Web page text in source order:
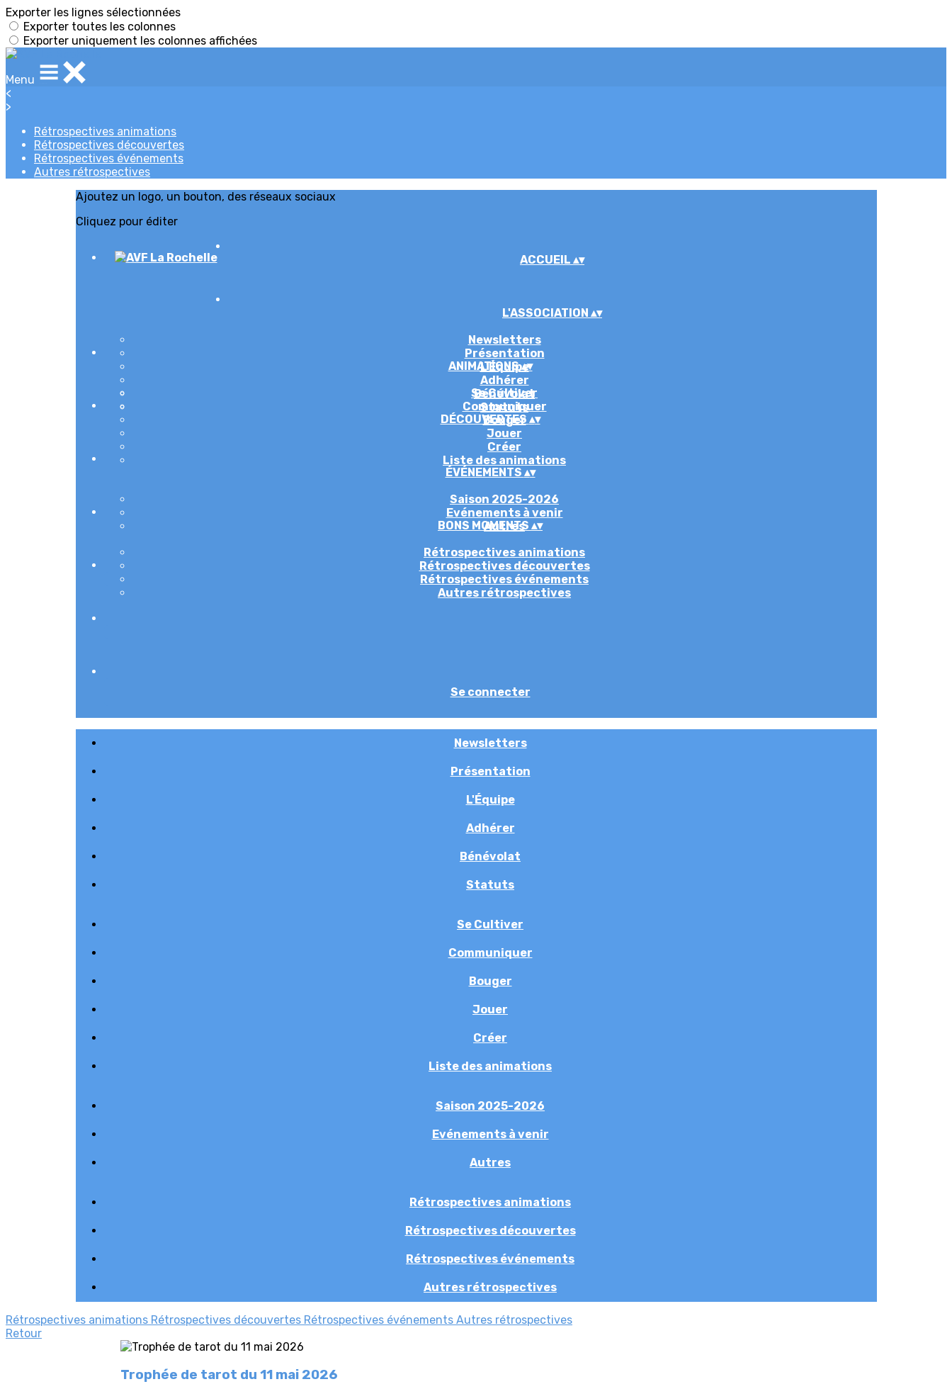
Exporter les lignes sélectionnées
Exporter toutes les colonnes
Exporter uniquement les colonnes affichées
Menu
<
>
Rétrospectives animations
Rétrospectives découvertes
Rétrospectives événements
Autres rétrospectives
Ajoutez un logo, un bouton, des réseaux sociaux
Cliquez pour éditer
ACCUEIL ▴▾
L'ASSOCIATION ▴▾
Newsletters
Présentation
L'Équipe
Adhérer
Bénévolat
Statuts
ANIMATIONS▴▾
Se Cultiver
Communiquer
Bouger
Jouer
Créer
Liste des animations
DÉCOUVERTES ▴▾
ÉVÉNEMENTS ▴▾
Saison 2025-2026
Evénements à venir
Autres
BONS MOMENTS ▴▾
Rétrospectives animations
Rétrospectives découvertes
Rétrospectives événements
Autres rétrospectives
Se connecter
Newsletters
Présentation
L'Équipe
Adhérer
Bénévolat
Statuts
Se Cultiver
Communiquer
Bouger
Jouer
Créer
Liste des animations
Saison 2025-2026
Evénements à venir
Autres
Rétrospectives animations
Rétrospectives découvertes
Rétrospectives événements
Autres rétrospectives
Rétrospectives animations Rétrospectives découvertes Rétrospectives événements Autres rétrospectives
Retour
Trophée de tarot du 11 mai 2026